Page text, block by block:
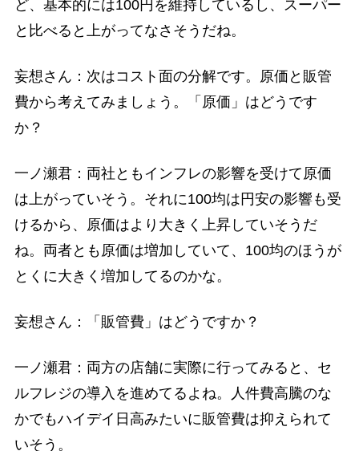
ど、基本的には100円を維持しているし、スーパー
と比べると上がってなさそうだね。
妄想さん：次はコスト面の分解です。原価と販管
費から考えてみましょう。「原価」はどうです
か？
一ノ瀬君：両社ともインフレの影響を受けて原価
は上がっていそう。それに100均は円安の影響も受
けるから、原価はより大きく上昇していそうだ
ね。両者とも原価は増加していて、100均のほうが
とくに大きく増加してるのかな。
妄想さん：「販管費」はどうですか？
一ノ瀬君：両方の店舗に実際に行ってみると、セ
ルフレジの導入を進めてるよね。人件費高騰のな
かでもハイデイ日高みたいに販管費は抑えられて
いそう。